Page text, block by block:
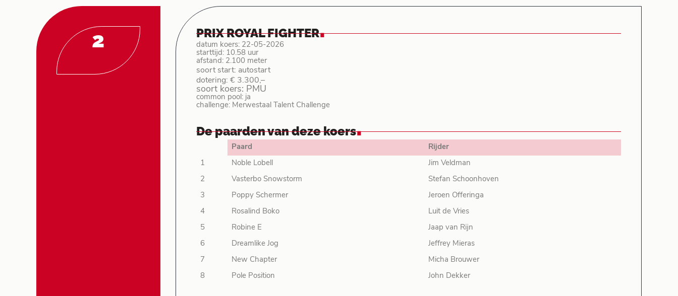
2 PRIX ROYAL FIGHTER.
datum koers: 22-05-2026
starttijd: 10.58 uur
afstand: 2.100 meter
soort start: autostart
dotering: € 3.300,–
soort koers: PMU
common pool: ja
challenge: Merwestaal Talent Challenge
De paarden van deze koers.
Paard Rijder
1 Noble Lobell Jim Veldman
2 Vasterbo Snowstorm Stefan Schoonhoven
3 Poppy Schermer Jeroen Offeringa
4 Rosalind Boko Luit de Vries
5 Robine E Jaap van Rijn
6 Dreamlike Jog Jeffrey Mieras
7 New Chapter Micha Brouwer
8 Pole Position John Dekker